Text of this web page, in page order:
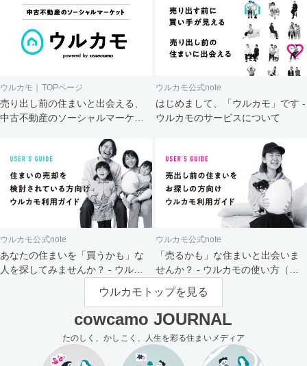
ウルカモ｜TOPページ
売り出し前の住まいと出会える、
中古不動産のソーシャルマーケッ
ウルカモ公式note
はじめまして、「ウルカモ」です -
ウルカモのサービスについて
ウルカモ公式note
あなたの住まいを「買うかも」な
人を探してみませんか？ - ウルカ
ウルカモ公式note
「売るかも」な住まいと出会いま
せんか？ - ウルカモの使い方（買
主さま向け）
ウルカモトップを見る
cowcamo JOURNAL
たのしく、かしこく、人生を彩る住まいメディア